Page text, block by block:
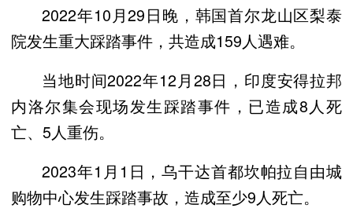
2022年10月29日晚，韩国首尔龙山区梨泰
院发生重大踩踏事件，共造成159人遇难。
当地时间2022年12月28日，印度安得拉邦
内洛尔集会现场发生踩踏事件，已造成8人死
亡、5人重伤。
2023年1月1日，乌干达首都坎帕拉自由城
购物中心发生踩踏事故，造成至少9人死亡。